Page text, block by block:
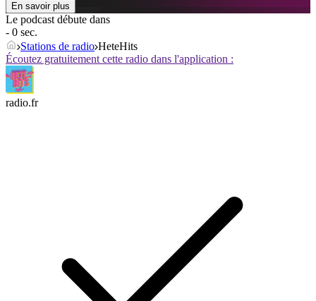
En savoir plus
Le podcast débute dans
- 0 sec.
Stations de radio HeteHits
Écoutez gratuitement cette radio dans l'application :
radio.fr